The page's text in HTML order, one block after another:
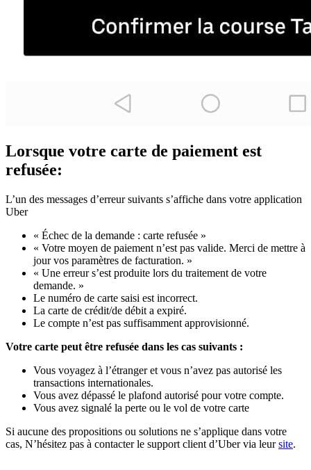
Lorsque votre carte de paiement est
refusée:
L’un des messages d’erreur suivants s’affiche dans votre application
Uber
« Échec de la demande : carte refusée »
« Votre moyen de paiement n’est pas valide. Merci de mettre à
jour vos paramètres de facturation. »
« Une erreur s’est produite lors du traitement de votre
demande. »
Le numéro de carte saisi est incorrect.
La carte de crédit/de débit a expiré.
Le compte n’est pas suffisamment approvisionné.
Votre carte peut être refusée dans les cas suivants :
Vous voyagez à l’étranger et vous n’avez pas autorisé les
transactions internationales.
Vous avez dépassé le plafond autorisé pour votre compte.
Vous avez signalé la perte ou le vol de votre carte
Si aucune des propositions ou solutions ne s’applique dans votre
cas, N’hésitez pas à contacter le support client d’Uber via leursite.